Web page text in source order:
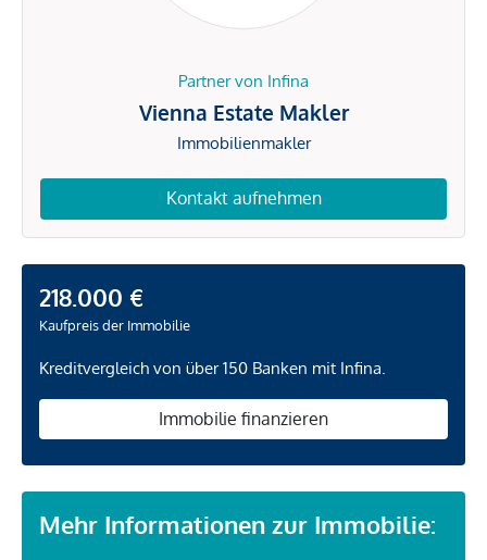
Partner von Infina
Vienna Estate Makler
Immobilienmakler
Kontakt aufnehmen
218.000 €
Kaufpreis der Immobilie
Kreditvergleich von über 150 Banken mit Infina.
Immobilie finanzieren
Mehr Informationen zur Immobilie: